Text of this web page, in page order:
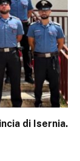
di Isernia.